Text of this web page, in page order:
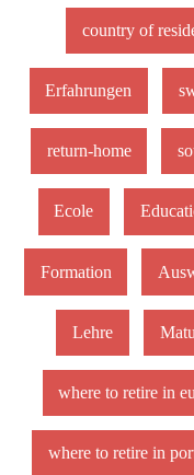
country of
Erfahrungen
return-home
Ecole
Formation
Lehre
where to retire in
where to retire in